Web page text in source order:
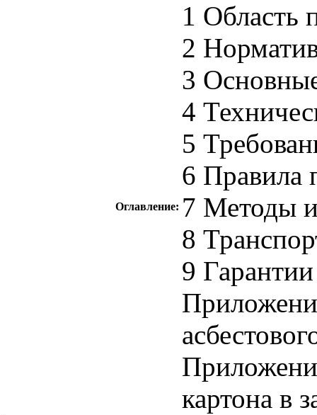
Оглавление:
1 Область
2
3
4
5
6 Правила
7 Методы
8
9 Гарантии
картона в